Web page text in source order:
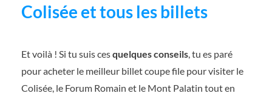
Colisée et tous les billets
Et voilà ! Si tu suis cesquelques conseils, tu es paré
pour acheter le meilleur billet coupe file pour visiter le
Colisée, le Forum Romain et le Mont Palatin tout en